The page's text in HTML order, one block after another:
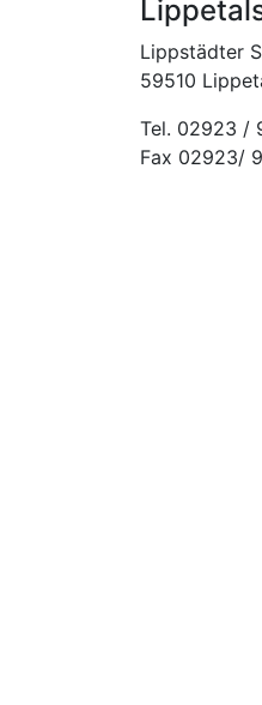
Lippstädter
59510
Tel. 02923 /
Fax 02923/